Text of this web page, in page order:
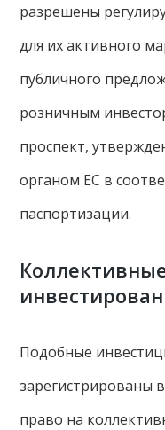
разрешены
для их активного
публичного
розничным
проспект,
органом ЕС в
паспортизации.
Подобные
зарегистрированы
право на